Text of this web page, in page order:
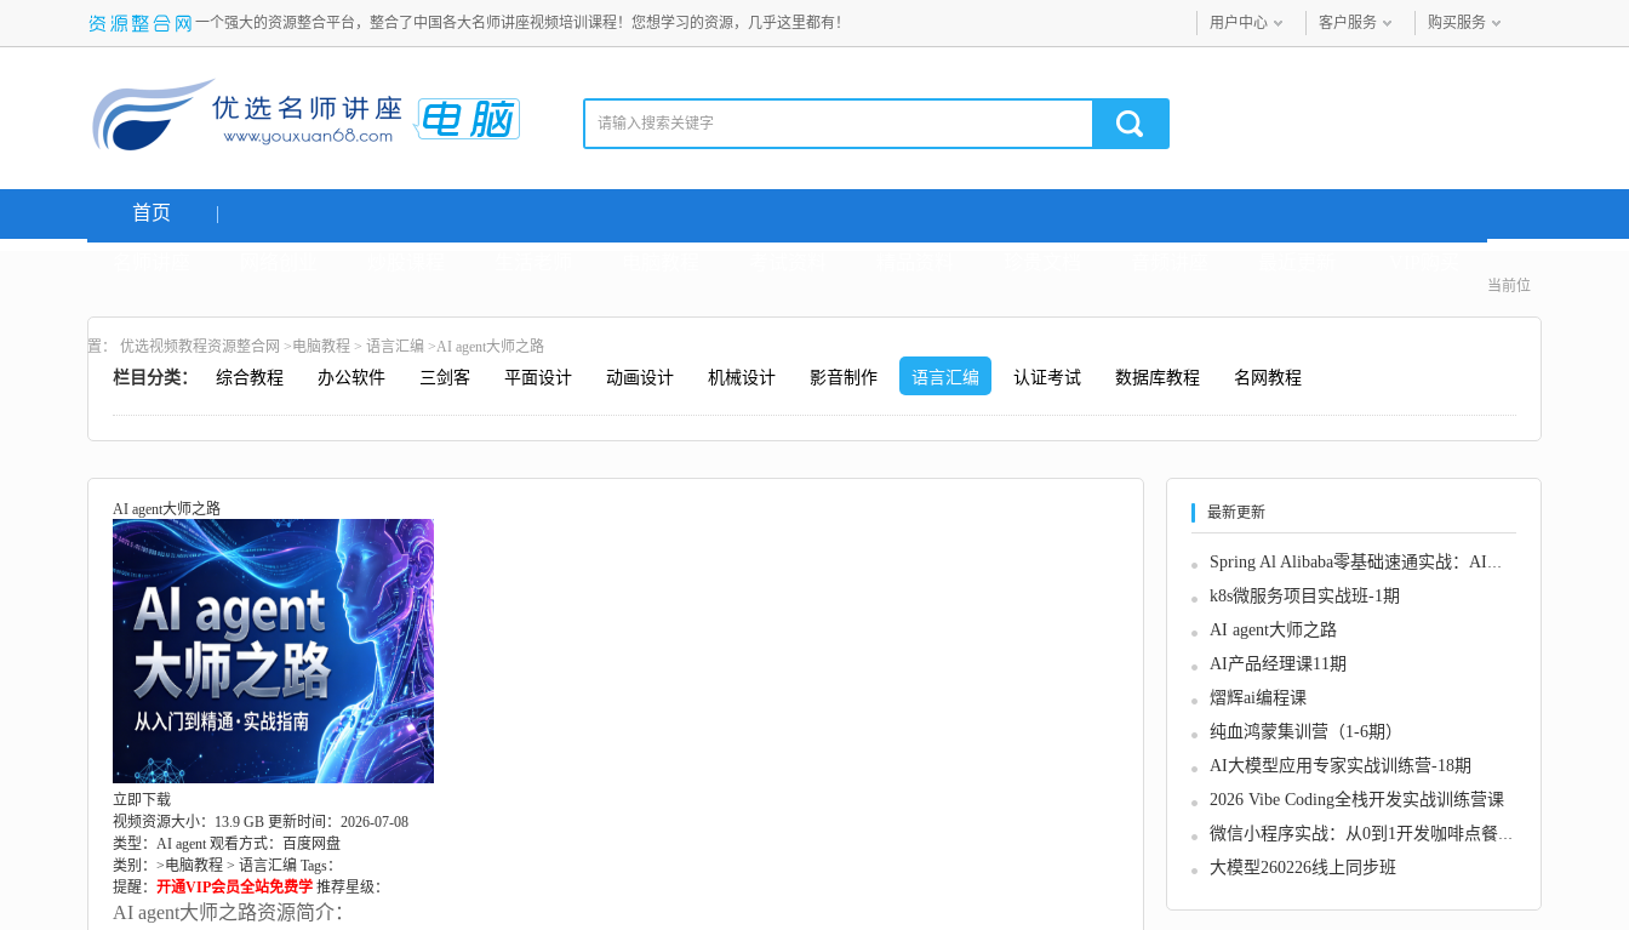
一个强大的资源整合平台，整合了中国各大名师讲座视频培训课程！您想学习的资源，几乎这里都有！ 用户中心 客户服务 购买服务
首页
当前位
置： 优选视频教程资源整合网 >电脑教程 > 语言汇编 >AI agent大师之路
栏目分类： 综合教程 办公软件 三剑客 平面设计 动画设计 机械设计 影音制作 语言汇编 认证考试 数据库教程 名网教程
AI agent大师之路
立即下载
视频资源大小：13.9 GB 更新时间：2026-07-08
类型：AI agent 观看方式：百度网盘
类别：>电脑教程 > 语言汇编 Tags：
提醒： 开通VIP会员全站免费学 推荐星级：
AI agent大师之路资源简介：
最新更新
Spring Al Alibaba零基础速通实战：AI应用+Ja...
k8s微服务项目实战班-1期
AI agent大师之路
AI产品经理课11期
熠辉ai编程课
纯血鸿蒙集训营（1-6期）
AI大模型应用专家实战训练营-18期
2026 Vibe Coding全栈开发实战训练营课
微信小程序实战：从0到1开发咖啡点餐系统
大模型260226线上同步班